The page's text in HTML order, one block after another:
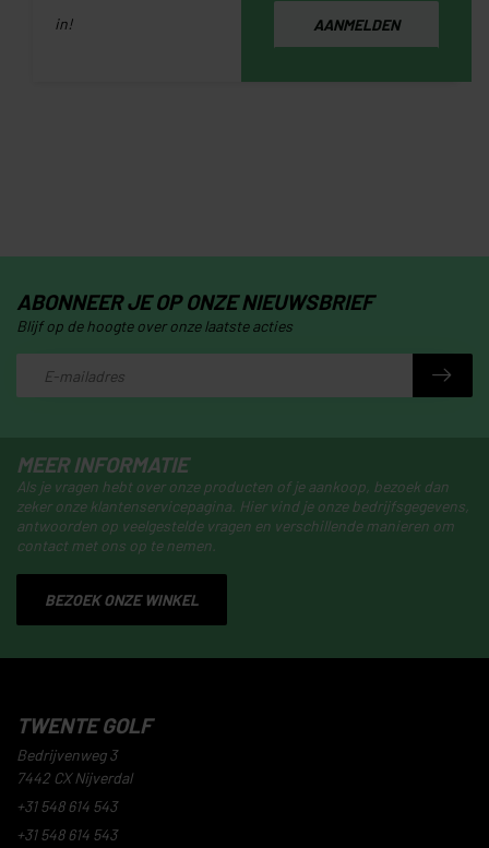
in!
AANMELDEN
MEER INFORMATIE
Als je vragen hebt over onze producten of je aankoop, bezoek dan
zeker onze klantenservicepagina. Hier vind je onze bedrijfsgegevens,
antwoorden op veelgestelde vragen en verschillende manieren om
contact met ons op te nemen.
BEZOEK ONZE WINKEL
ABONNEER JE OP ONZE NIEUWSBRIEF
Blijf op de hoogte over onze laatste acties
TWENTE GOLF
Bedrijvenweg 3
7442 CX Nijverdal
+31 548 614 543
+31 548 614 543